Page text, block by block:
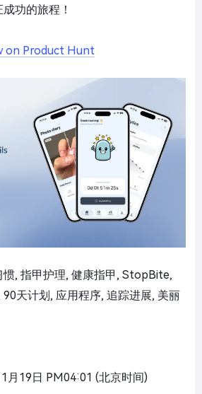
功的旅程！
on Product Hunt
惯, 指甲护理, 健康指甲, StopBite,
天计划, 应用程序, 追踪进展, 美丽
月19日 PM04:01 (北京时间)